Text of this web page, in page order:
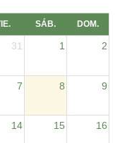
SÁB. DOM.
31 1 2
7 8 9
14 15 16